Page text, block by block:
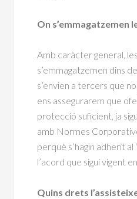
On s’emmagatzemen
Amb caràcter general,
s’emmagatzemen dins
s’envien a tercers que
ens assegurarem que
protecció suficient, ja
amb Normes
perquè s’hagin adherit al
l’acord que sigui vigent
Quins drets